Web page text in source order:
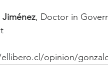
Jiménez, Doctor in
opinion/